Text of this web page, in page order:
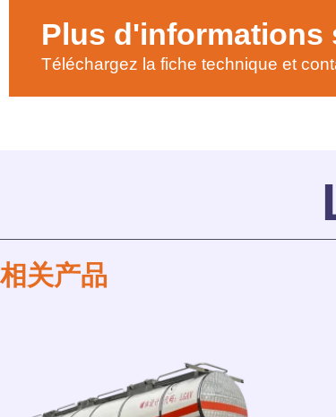
Plus d'informations
Téléchargez la fiche technique et
相关产品